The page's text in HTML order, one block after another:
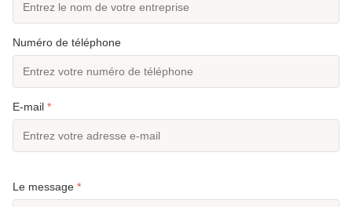
Numéro de téléphone
E-mail *
Le message *